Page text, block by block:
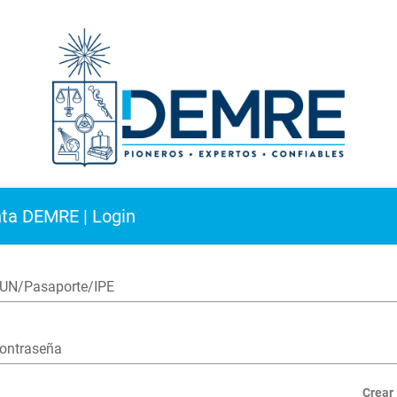
DEMRE | Login
Pasaporte/IPE
Crear